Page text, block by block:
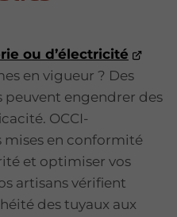
ou d’électricité
en vigueur ? Des
peuvent engendrer des
OCCI-
mises en conformité
et optimiser vos
artisans vérifient
des tuyaux aux